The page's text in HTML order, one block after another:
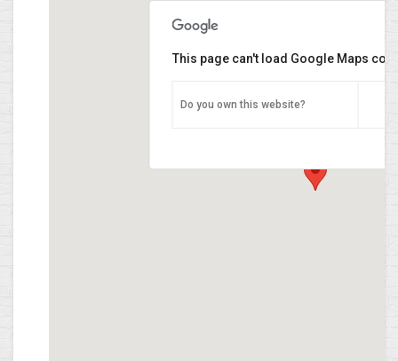
This page can't load Google Maps
Do you own this website?